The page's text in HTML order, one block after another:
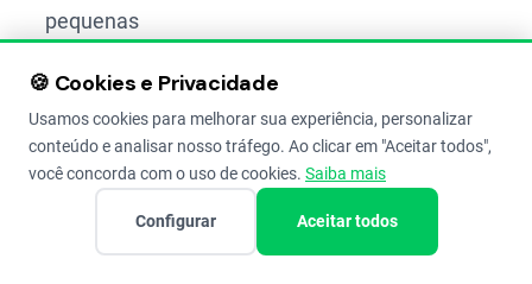
pequenas
azuladas
nos
cachos.
🍪 Cookies e Privacidade
Usamos cookies para melhorar sua experiência, personalizar
conteúdo e analisar nosso tráfego. Ao clicar em "Aceitar todos",
você concorda com o uso de cookies. Saiba mais
Configurar Aceitar todos